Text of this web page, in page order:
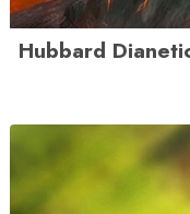
Hubbard